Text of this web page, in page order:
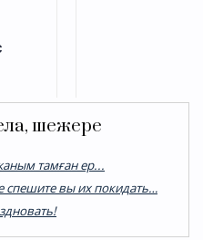
шежере
тамған ер...
спешите вы их покидать…